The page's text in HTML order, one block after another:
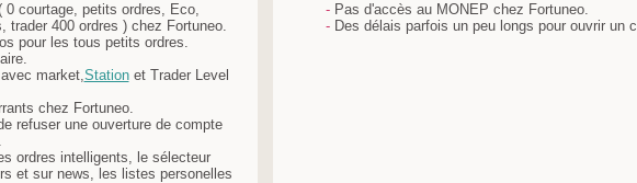
courtage, petits ordres, Eco,
trader 400 ordres ) chez Fortuneo.
pour les tous petits ordres.
market,Stationet Trader Level
chez Fortuneo.
refuser une ouverture de compte
ordres intelligents, le sélecteur
et sur news, les listes personelles
-Pas d'accès au MONEP chez Fortuneo.
-Des délais parfois un peu longs pour ouvrir un